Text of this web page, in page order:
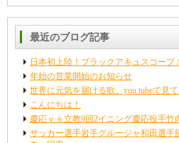
最近のブログ記事
日本初上陸！ブラックアキュスコープ！
年始の営業開始のお知らせ
世界に元気を届ける歌。you tubeで見て
こんにちは！
慶応ｖｓ立教9回2イニング慶応投手
サッカー選手岩手グルージャ和田選手